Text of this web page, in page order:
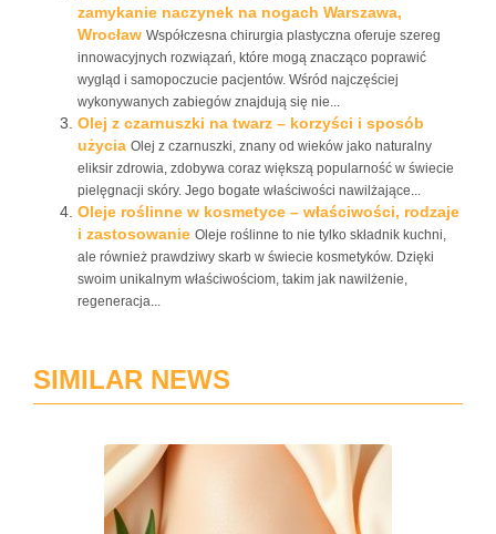
zamykanie naczynek na nogach Warszawa,
Wrocław Współczesna chirurgia plastyczna oferuje szereg
innowacyjnych rozwiązań, które mogą znacząco poprawić
wygląd i samopoczucie pacjentów. Wśród najczęściej
wykonywanych zabiegów znajdują się nie...
Olej z czarnuszki na twarz – korzyści i sposób
użycia Olej z czarnuszki, znany od wieków jako naturalny
eliksir zdrowia, zdobywa coraz większą popularność w świecie
pielęgnacji skóry. Jego bogate właściwości nawilżające...
Oleje roślinne w kosmetyce – właściwości, rodzaje
i zastosowanie Oleje roślinne to nie tylko składnik kuchni,
ale również prawdziwy skarb w świecie kosmetyków. Dzięki
swoim unikalnym właściwościom, takim jak nawilżenie,
regeneracja...
SIMILAR NEWS